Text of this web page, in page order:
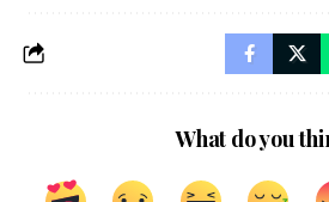
What do you